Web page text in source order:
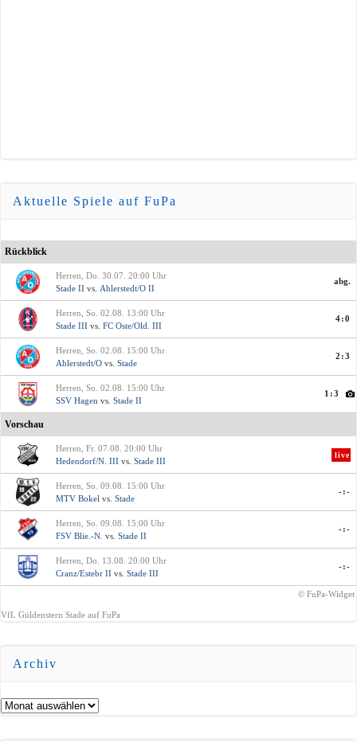
Aktuelle Spiele auf FuPa
Rückblick
Herren, Do. 30.07. 20:00 Uhr
Stade II vs. Ahlerstedt/O II
abg.
Herren, So. 02.08. 13:00 Uhr
Stade III vs. FC Oste/Old. III
4:0
Herren, So. 02.08. 15:00 Uhr
Ahlerstedt/O vs. Stade
2:3
Herren, So. 02.08. 15:00 Uhr
SSV Hagen vs. Stade II
1:3
Vorschau
Herren, Fr. 07.08. 20:00 Uhr
Hedendorf/N. III vs. Stade III
live
Herren, So. 09.08. 15:00 Uhr
MTV Bokel vs. Stade
-:-
Herren, So. 09.08. 15:00 Uhr
FSV Blie.-N. vs. Stade II
-:-
Herren, Do. 13.08. 20:00 Uhr
Cranz/Estebr II vs. Stade III
-:-
© FuPa-Widget
VfL Güldenstern Stade auf FuPa
Archiv
Archiv